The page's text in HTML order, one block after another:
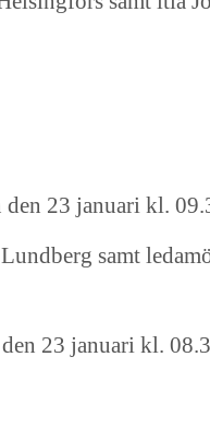
den 23 januari kl.
samt
23 januari kl.